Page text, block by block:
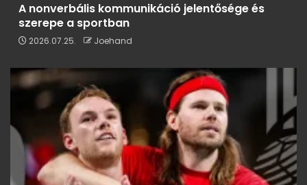
A nonverbális kommunikáció jelentősége és
szerepe a sportban
2026.07.25. Joehand